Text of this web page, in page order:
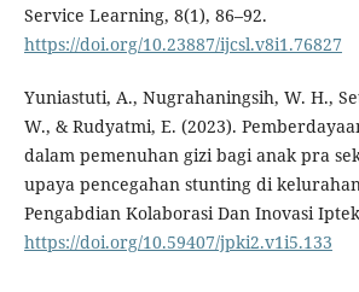
Service Learning, 8(1), 86–92.
https://doi.org/10.23887/ijcsl.v8i1.76827
Yuniastuti, A., Nugrahaningsih, W. H.,
W., & Rudyatmi, E. (2023).
dalam pemenuhan gizi bagi anak pra
upaya pencegahan stunting di
Pengabdian Kolaborasi Dan Inovasi
https://doi.org/10.59407/jpki2.v1i5.133